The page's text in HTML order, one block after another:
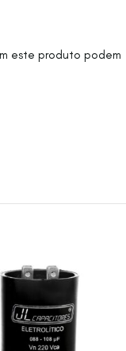
este produto podem